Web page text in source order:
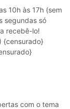
10h às 17h (sem
segundas só
recebê-lo!
{censurado}
com o tema